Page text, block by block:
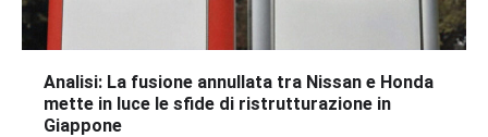
Analisi: La fusione annullata tra Nissan e Honda
mette in luce le sfide di ristrutturazione in
Giappone